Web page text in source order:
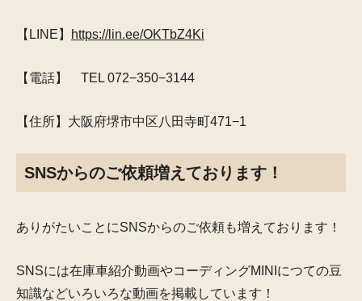
【LINE】 https://lin.ee/OKTbZ4Ki
【電話】 TEL 072−350−3144
【住所】大阪府堺市中区八田寺町471−1
SNSからのご依頼増えております！
ありがたいことにSNSからのご依頼も増えております！
SNSには在庫車紹介動画やコーディングMINIにつての豆
知識などいろいろな動画を掲載しています！